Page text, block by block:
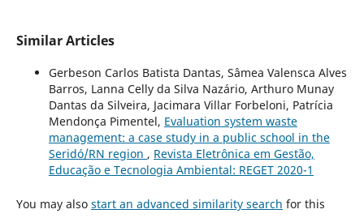
Similar Articles
Gerbeson Carlos Batista Dantas, Sâmea Valensca Alves
Barros, Lanna Celly da Silva Nazário, Arthuro Munay
Dantas da Silveira, Jacimara Villar Forbeloni, Patrícia
Mendonça Pimentel, Evaluation system waste
management: a case study in a public school in the
Seridó/RN region , Revista Eletrônica em Gestão,
Educação e Tecnologia Ambiental: REGET 2020-1
You may also start an advanced similarity search for this